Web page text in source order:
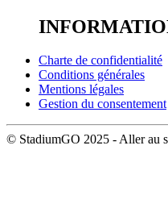
Charte de confidentialité
Conditions générales
Mentions légales
Gestion du consentement
© StadiumGO 2025 - Aller au